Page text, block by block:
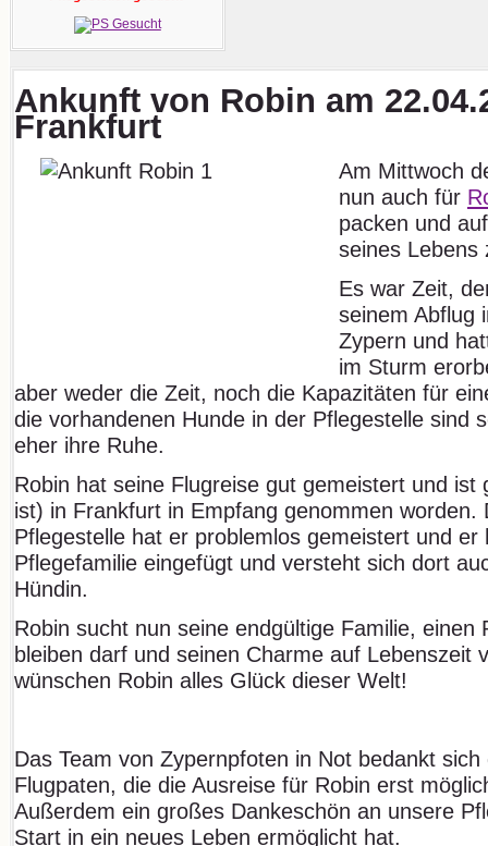
Ankunft von Robin am
Frankfurt
Am Mittwoch
nun auch für
packen und
seines Lebens
Es war Zeit,
seinem Abflug
Zypern und
im Sturm
aber weder die Zeit, noch die Kapazitäten für
die vorhandenen Hunde in der Pflegestelle sind
eher ihre Ruhe.
Robin hat seine Flugreise gut gemeistert und ist
ist) in Frankfurt in Empfang genommen worden.
Pflegestelle hat er problemlos gemeistert und er
Pflegefamilie eingefügt und versteht sich dort
Hündin.
Robin sucht nun seine endgültige Familie, einen
bleiben darf und seinen Charme auf Lebenszeit
wünschen Robin alles Glück dieser Welt!
Das Team von Zypernpfoten in Not bedankt
Flugpaten, die die Ausreise für Robin erst
Außerdem ein großes Dankeschön an unsere
Start in ein neues Leben ermöglicht hat.